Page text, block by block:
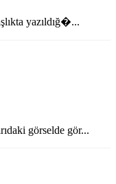
yazıldığ�...
görselde gör...